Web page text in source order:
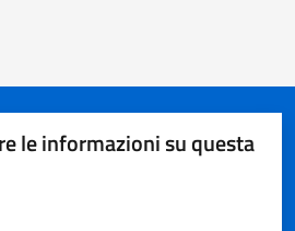
le informazioni su questa